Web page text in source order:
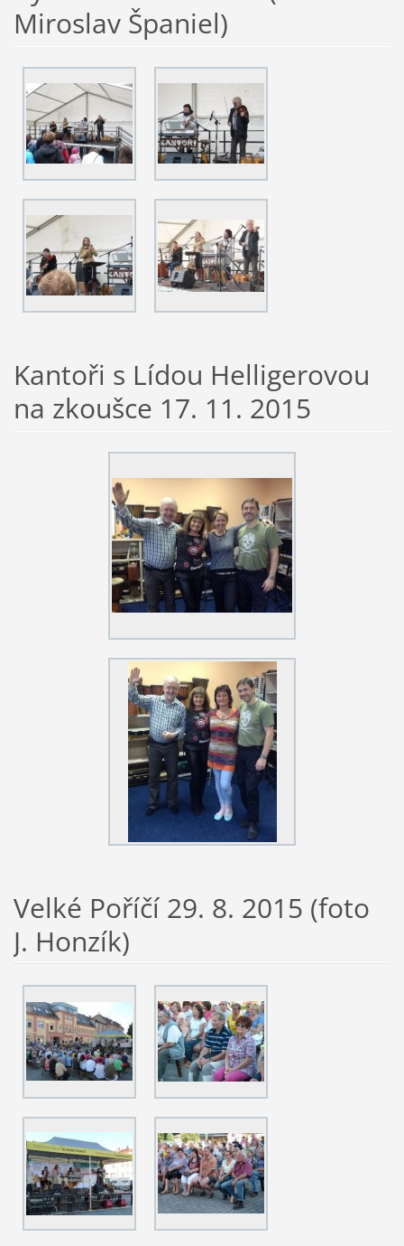
Miroslav Španiel)
Kantoři s Lídou Helligerovou
na zkoušce 17. 11. 2015
Velké Poříčí 29. 8. 2015 (foto
J. Honzík)